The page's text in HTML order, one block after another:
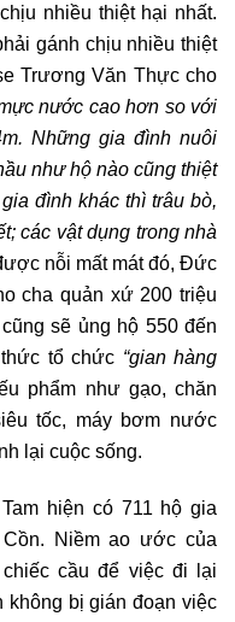
nhiều thiệt hại nhất.
gánh chịu nhiều thiệt
Trương Văn Thực cho
nước cao hơn so với
Những gia đình nuôi
như hộ nào cũng thiệt
đình khác thì trâu bò,
các vật dụng trong nhà
nỗi mất mát đó, Đức
cha quản xứ 200 triệu
sẽ ủng hộ 550 đến
tổ chức “gian hàng
phẩm như gạo, chăn
tốc, máy bơm nước
lại cuộc sống.
hiện có 711 hộ gia
Niềm ao ước của
cầu để việc đi lại
không bị gián đoạn việc